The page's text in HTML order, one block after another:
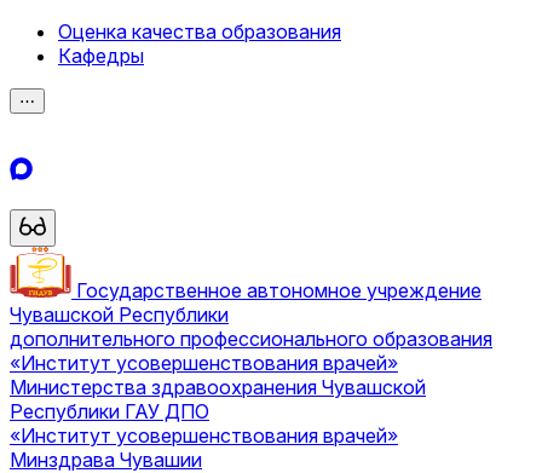
Оценка качества образования
Кафедры
⋯
Государственное автономное учреждение
Чувашской Республики
дополнительного профессионального образования
«Институт усовершенствования врачей»
Министерства здравоохранения Чувашской
Республики ГАУ ДПО
«Институт усовершенствования врачей»
Минздрава Чувашии